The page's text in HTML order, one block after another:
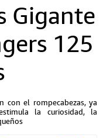
Gigante
125
con el rompecabezas, ya
la curiosidad, la